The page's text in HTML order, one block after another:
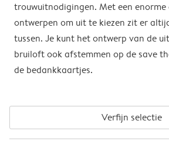
trouwuitnodigingen. Met een enorme
ontwerpen om uit te kiezen zit er
tussen. Je kunt het ontwerp van de
bruiloft ook afstemmen op de save
de bedankkaartjes.
Verfijn selectie